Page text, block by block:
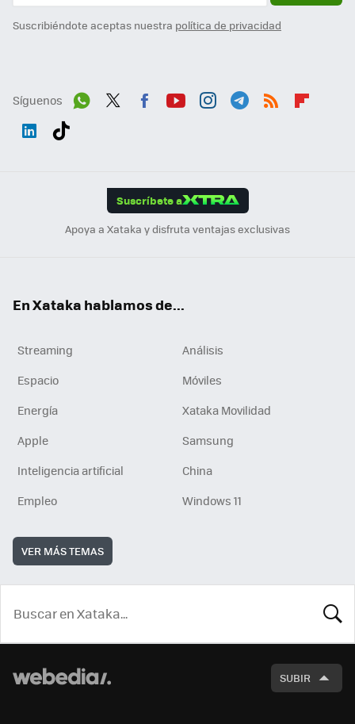
Suscribiéndote aceptas nuestra política de privacidad
Síguenos
Suscríbete a
Apoya a Xataka y disfruta ventajas exclusivas
En Xataka hablamos de...
Streaming
Análisis
Espacio
Móviles
Energía
Xataka Movilidad
Apple
Samsung
Inteligencia artificial
China
Empleo
Windows 11
VER MÁS TEMAS
SUBIR